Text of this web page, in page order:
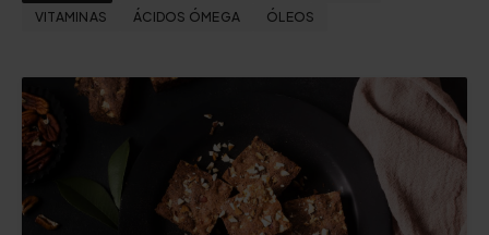
VITAMINAS
ÁCIDOS ÓMEGA ÓLEOS